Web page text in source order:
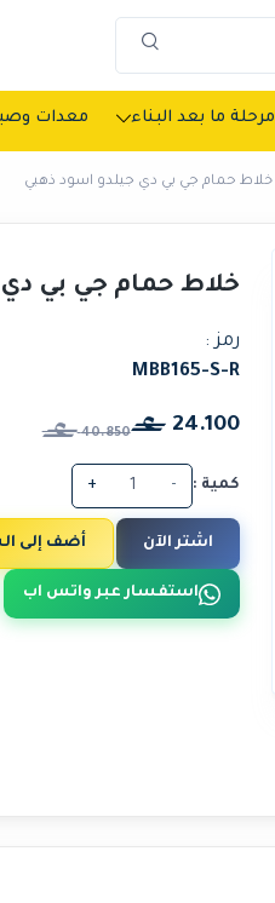
مرحلة ما بعد البناء معدات
خلاط حمام جي بي دي جيلدو اسود ذهبي
خلاط حمام جي بي
رمز :
MBB165-S-R
24.100
40.850
كمية : -
+
اشتر الآن أضف إلى
استفسار عبر واتس اب